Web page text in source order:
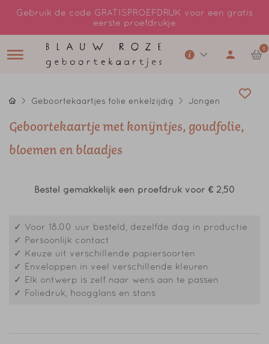
Gebruik de code GRATISPROEFDRUK voor een gratis
eerste proefdrukje
0
Geboortekaartjes folie enkelzijdig Jongen
Geboortekaartje met konijntjes, goudfolie,
bloemen en blaadjes
Bestel gemakkelijk een proefdruk voor € 2,50
✓ Voor 18.00 uur besteld, dezelfde dag in productie
✓ Persoonlijk contact
✓ Keuze uit verschillende papiersoorten
✓ Enveloppen in veel verschillende kleuren
✓ Elk ontwerp is zelf naar wens aan te passen
✓ Foliedruk, hoogglans en stans